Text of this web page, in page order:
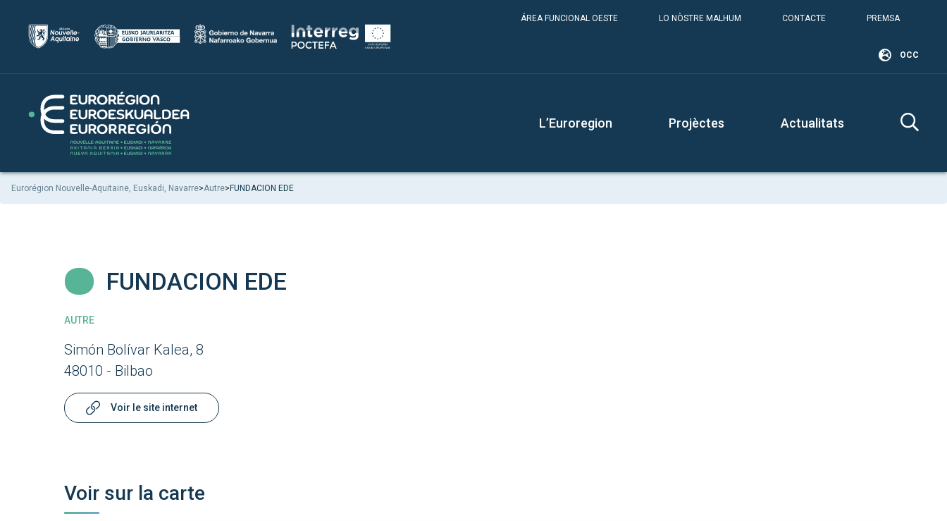
ÁREA FUNCIONAL OESTE LO NÒSTRE MALHUM CONTACTE PREMSA
OCC
L’Euroregion Projèctes Actualitats
Eurorégion Nouvelle-Aquitaine, Euskadi, Navarre>Autre>FUNDACION EDE
FUNDACION EDE
AUTRE
Simón Bolívar Kalea, 8
48010 - Bilbao
Voir le site internet
Voir sur la carte